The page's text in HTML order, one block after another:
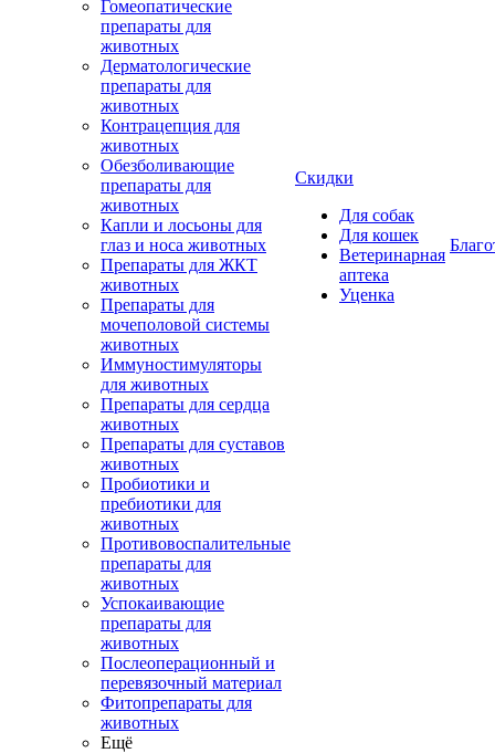
Гомеопатические
препараты для
животных
Дерматологические
препараты для
животных
Контрацепция для
животных
Обезболивающие
препараты для
животных
Капли и лосьоны для
глаз и носа животных
Препараты для ЖКТ
животных
Препараты для
мочеполовой системы
животных
Иммуностимуляторы
для животных
Препараты для сердца
животных
Препараты для суставов
животных
Пробиотики и
пребиотики для
животных
Противовоспалительные
препараты для
животных
Успокаивающие
препараты для
животных
Послеоперационный и
перевязочный материал
Фитопрепараты для
животных
Ещё
Скидки
Для собак
Для кошек
Ветеринарная
аптека
Уценка